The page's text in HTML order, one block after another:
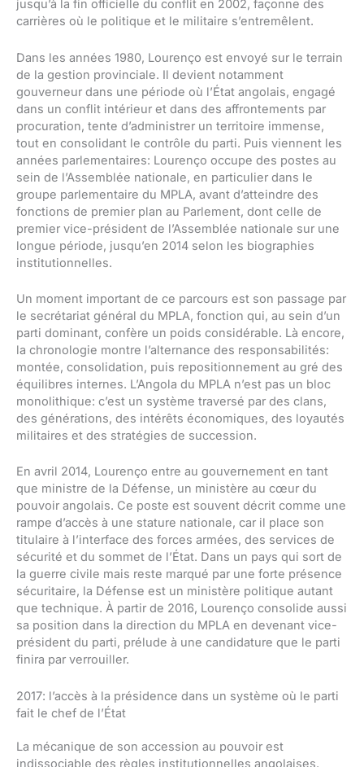
jusqu’à la fin officielle du conflit en 2002, façonne des
carrières où le politique et le militaire s’entremêlent.
Dans les années 1980, Lourenço est envoyé sur le terrain
de la gestion provinciale. Il devient notamment
gouverneur dans une période où l’État angolais, engagé
dans un conflit intérieur et dans des affrontements par
procuration, tente d’administrer un territoire immense,
tout en consolidant le contrôle du parti. Puis viennent les
années parlementaires: Lourenço occupe des postes au
sein de l’Assemblée nationale, en particulier dans le
groupe parlementaire du MPLA, avant d’atteindre des
fonctions de premier plan au Parlement, dont celle de
premier vice-président de l’Assemblée nationale sur une
longue période, jusqu’en 2014 selon les biographies
institutionnelles.
Un moment important de ce parcours est son passage par
le secrétariat général du MPLA, fonction qui, au sein d’un
parti dominant, confère un poids considérable. Là encore,
la chronologie montre l’alternance des responsabilités:
montée, consolidation, puis repositionnement au gré des
équilibres internes. L’Angola du MPLA n’est pas un bloc
monolithique: c’est un système traversé par des clans,
des générations, des intérêts économiques, des loyautés
militaires et des stratégies de succession.
En avril 2014, Lourenço entre au gouvernement en tant
que ministre de la Défense, un ministère au cœur du
pouvoir angolais. Ce poste est souvent décrit comme une
rampe d’accès à une stature nationale, car il place son
titulaire à l’interface des forces armées, des services de
sécurité et du sommet de l’État. Dans un pays qui sort de
la guerre civile mais reste marqué par une forte présence
sécuritaire, la Défense est un ministère politique autant
que technique. À partir de 2016, Lourenço consolide aussi
sa position dans la direction du MPLA en devenant vice-
président du parti, prélude à une candidature que le parti
finira par verrouiller.
2017: l’accès à la présidence dans un système où le parti
fait le chef de l’État
La mécanique de son accession au pouvoir est
indissociable des règles institutionnelles angolaises.